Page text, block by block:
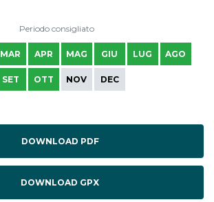
Periodo consigliato
MAR APR MAG GIU LUG AGO
SET OTT NOV DEC
DOWNLOAD PDF
DOWNLOAD GPX